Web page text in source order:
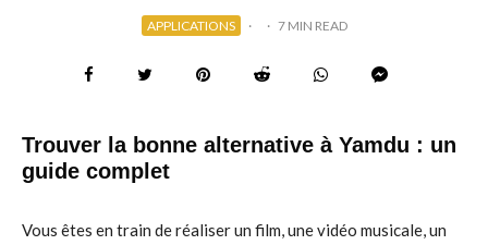
APPLICATIONS · · 7 MIN READ
Trouver la bonne alternative à Yamdu : un
guide complet
Vous êtes en train de réaliser un film, une vidéo musicale, un